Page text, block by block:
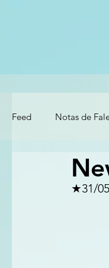
Feed Notas de